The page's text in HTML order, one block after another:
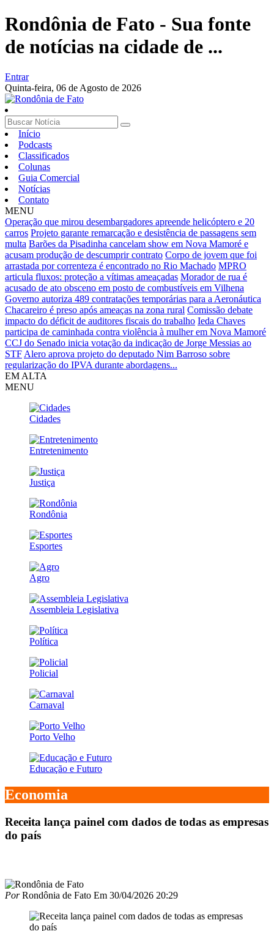
Rondônia de Fato - Sua fonte
de notícias na cidade de ...
Entrar
Quinta-feira, 06 de Agosto de 2026
Início
Podcasts
Classificados
Colunas
Guia Comercial
Notícias
Contato
MENU
Operação que mirou desembargadores apreende helicóptero e 20
carros Projeto garante remarcação e desistência de passagens sem
multa Barões da Pisadinha cancelam show em Nova Mamoré e
acusam produção de descumprir contrato Corpo de jovem que foi
arrastada por correnteza é encontrado no Rio Machado MPRO
articula fluxos: proteção a vítimas ameaçadas Morador de rua é
acusado de ato obsceno em posto de combustíveis em Vilhena
Governo autoriza 489 contratações temporárias para a Aeronáutica
Chacareiro é preso após ameaças na zona rural Comissão debate
impacto do déficit de auditores fiscais do trabalho Ieda Chaves
participa de caminhada contra violência à mulher em Nova Mamoré
CCJ do Senado inicia votação da indicação de Jorge Messias ao
STF Alero aprova projeto do deputado Nim Barroso sobre
regularização do IPVA durante abordagens...
EM ALTA
MENU
Cidades
Entretenimento
Justiça
Rondônia
Esportes
Agro
Assembleia Legislativa
Política
Policial
Carnaval
Porto Velho
Educação e Futuro
Economia
Receita lança painel com dados de todas as empresas
do país
PorRondônia de Fato Em 30/04/2026 20:29